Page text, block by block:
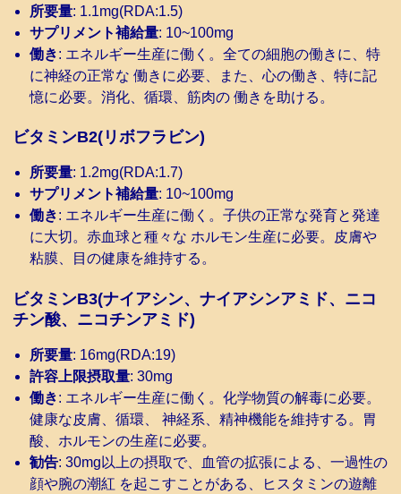
所要量: 1.1mg(RDA:1.5)
サプリメント補給量: 10~100mg
働き: エネルギー生産に働く。全ての細胞の働きに、特
に神経の正常な 働きに必要、また、心の働き、特に記
憶に必要。消化、循環、筋肉の 働きを助ける。
ビタミンB2(リボフラビン)
所要量: 1.2mg(RDA:1.7)
サプリメント補給量: 10~100mg
働き: エネルギー生産に働く。子供の正常な発育と発達
に大切。赤血球と種々な ホルモン生産に必要。皮膚や
粘膜、目の健康を維持する。
ビタミンB3(ナイアシン、ナイアシンアミド、ニコ
チン酸、ニコチンアミド)
所要量: 16mg(RDA:19)
許容上限摂取量: 30mg
働き: エネルギー生産に働く。化学物質の解毒に必要。
健康な皮膚、循環、 神経系、精神機能を維持する。胃
酸、ホルモンの生産に必要。
勧告: 30mg以上の摂取で、血管の拡張による、一過性の
顔や腕の潮紅 を起こすことがある、ヒスタミンの遊離